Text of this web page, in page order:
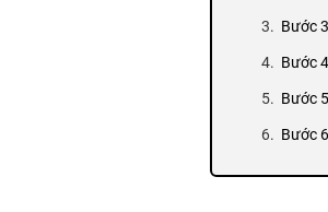
Bước
Bước
Bước
Bước